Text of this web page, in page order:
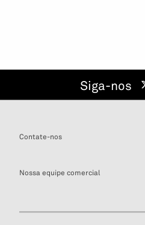
Siga-nos
Contate-nos
Nossa equipe comercial